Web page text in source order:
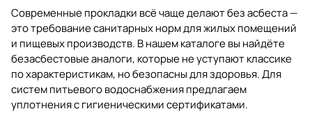
Современные прокладки всё чаще делают без асбеста —
это требование санитарных норм для жилых помещений
и пищевых производств. В нашем каталоге вы найдёте
безасбестовые аналоги, которые не уступают классике
по характеристикам, но безопасны для здоровья. Для
систем питьевого водоснабжения предлагаем
уплотнения с гигиеническими сертификатами.